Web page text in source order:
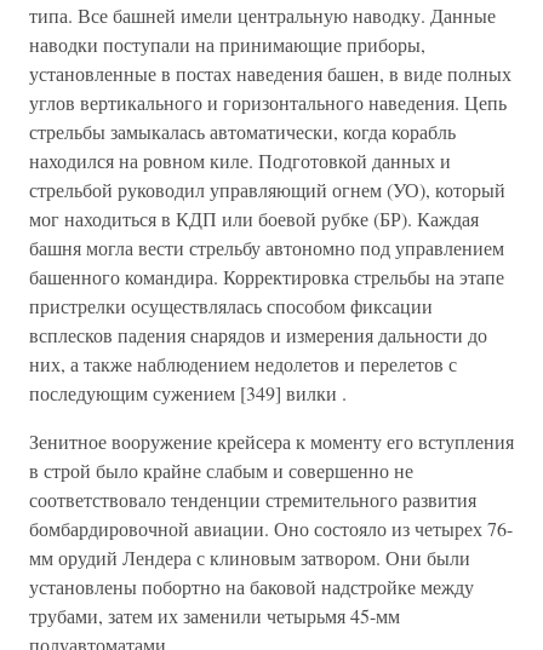
типа. Все башней имели центральную наводку. Данные
наводки поступали на принимающие приборы,
установленные в постах наведения башен, в виде полных
углов вертикального и горизонтального наведения. Цепь
стрельбы замыкалась автоматически, когда корабль
находился на ровном киле. Подготовкой данных и
стрельбой руководил управляющий огнем (УО), который
мог находиться в КДП или боевой рубке (БР). Каждая
башня могла вести стрельбу автономно под управлением
башенного командира. Корректировка стрельбы на этапе
пристрелки осуществлялась способом фиксации
всплесков падения снарядов и измерения дальности до
них, а также наблюдением недолетов и перелетов с
последующим сужением [349] вилки .
Зенитное вооружение крейсера к моменту его вступления
в строй было крайне слабым и совершенно не
соответствовало тенденции стремительного развития
бомбардировочной авиации. Оно состояло из четырех 76-
мм орудий Лендера с клиновым затвором. Они были
установлены побортно на баковой надстройке между
трубами, затем их заменили четырьмя 45-мм
полуавтоматами.